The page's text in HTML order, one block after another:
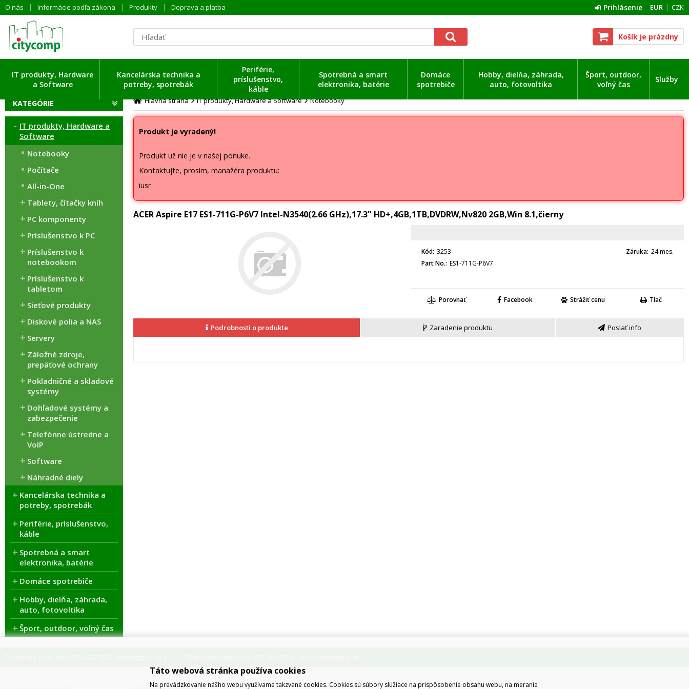
O nás Informácie podľa zákona Produkty Doprava a platba EUR CZK
Prihlásenie
Košík je prázdny
IT produkty, Hardware
a Software
Kancelárska technika a
potreby, spotrebák
Periférie,
príslušenstvo,
káble
Spotrebná a smart
elektronika, batérie
Domáce
spotrebiče
Hobby, dielňa, záhrada,
auto, fotovoltika
Šport, outdoor,
voľný čas
Služby
KATEGÓRIE
IT produkty, Hardware a
Software
Notebooky
Počítače
All-in-One
Tablety, čítačky kníh
PC komponenty
Príslušenstvo k PC
Príslušenstvo k
notebookom
Príslušenstvo k
tabletom
Sieťové produkty
Diskové polia a NAS
Servery
Záložné zdroje,
prepäťové ochrany
Pokladničné a skladové
systémy
Dohľadové systémy a
zabezpečenie
Telefónne ústredne a
VoIP
Software
Náhradné diely
Kancelárska technika a
potreby, spotrebák
Periférie, príslušenstvo,
káble
Spotrebná a smart
elektronika, batérie
Domáce spotrebiče
Hobby, dielňa, záhrada,
auto, fotovoltika
Šport, outdoor, voľný čas
Hlavná strana IT produkty, Hardware a Software Notebooky
Produkt je vyradený!
Produkt už nie je v našej ponuke.
Kontaktujte, prosím, manažéra produktu:
iusr
ACER Aspire E17 ES1-711G-P6V7 Intel-N3540(2.66 GHz),17.3" HD+,4GB,1TB,DVDRW,Nv820 2GB,Win 8.1,čierny
Kód 3253
Part No. ES1-711G-P6V7
Záruka 24 mes.
Porovnať Facebook Strážiť cenu Tlač
Podrobnosti o produkte Zaradenie produktu Poslať info
Táto webová stránka používa cookies
Na prevádzkovanie nášho webu využívame takzvané cookies. Cookies sú súbory slúžiace na prispôsobenie obsahu webu, na meranie